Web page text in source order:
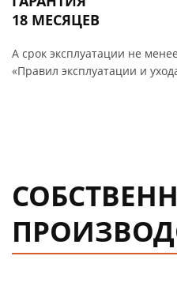
18 МЕСЯЦЕВ
А срок эксплуатации не
«Правил эксплуатации и